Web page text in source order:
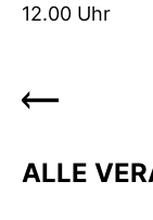
12.00 Uhr
ALLE